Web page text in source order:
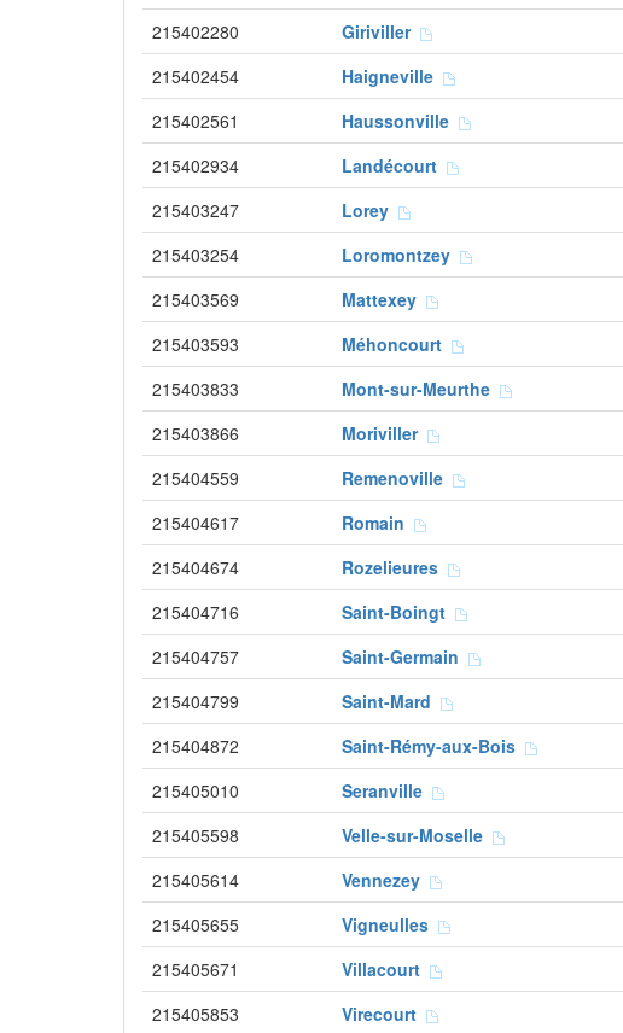
215402280 Giriviller
215402454 Haigneville
215402561 Haussonville
215402934 Landécourt
215403247 Lorey
215403254 Loromontzey
215403569 Mattexey
215403593 Méhoncourt
215403833 Mont-sur-Meurthe
215403866 Moriviller
215404559 Remenoville
215404617 Romain
215404674 Rozelieures
215404716 Saint-Boingt
215404757 Saint-Germain
215404799 Saint-Mard
215404872 Saint-Rémy-aux-Bois
215405010 Seranville
215405598 Velle-sur-Moselle
215405614 Vennezey
215405655 Vigneulles
215405671 Villacourt
215405853 Virecourt